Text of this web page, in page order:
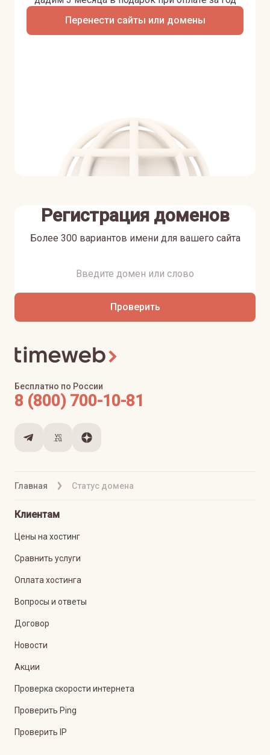
Перенести сайты или домены
Регистрация доменов
Более 300 вариантов имени для вашего сайта
Проверить
Главная Статус домена
Бесплатно по России
8 (800) 700-10-81
Клиентам
Цены на хостинг
Сравнить услуги
Оплата хостинга
Вопросы и ответы
Договор
Новости
Акции
Проверка скорости интернета
Проверить Ping
Проверить IP